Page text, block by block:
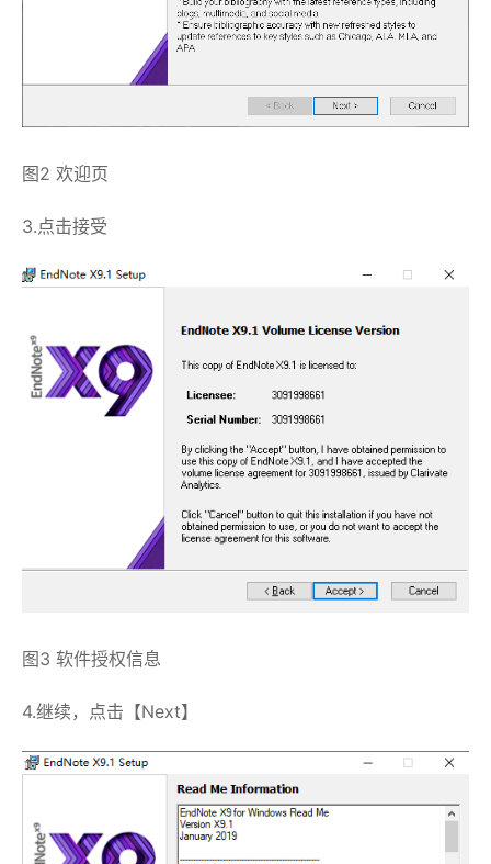
图2 欢迎页
3.点击接受
图3 软件授权信息
4.继续，点击【Next】